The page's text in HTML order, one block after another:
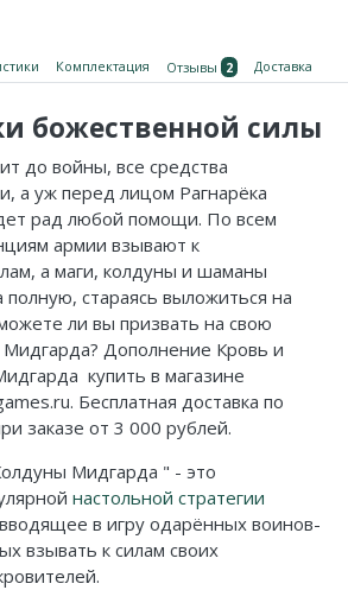
Комплектация Отзывы 2 Доставка
божественной силы
до войны, все средства
а уж перед лицом Рагнарёка
рад любой помощи. По всем
армии взывают к
а маги, колдуны и шаманы
стараясь выложиться на
ли вы призвать на свою
Мидгарда? Дополнение Кровь и
купить в магазине
Бесплатная доставка по
заказе от 3 000 рублей.
Мидгарда " - это
настольной стратегии
в игру одарённых воинов-
взывать к силам своих